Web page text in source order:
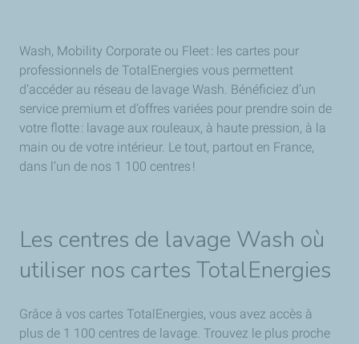
Wash, Mobility Corporate ou Fleet : les cartes pour
professionnels de TotalEnergies vous permettent
d’accéder au réseau de lavage Wash. Bénéficiez d’un
service premium et d’offres variées pour prendre soin de
votre flotte : lavage aux rouleaux, à haute pression, à la
main ou de votre intérieur. Le tout, partout en France,
dans l’un de nos 1 100 centres !
Les centres de lavage Wash où
utiliser nos cartes TotalEnergies
Grâce à vos cartes TotalEnergies, vous avez accès à
plus de 1 100 centres de lavage. Trouvez le plus proche